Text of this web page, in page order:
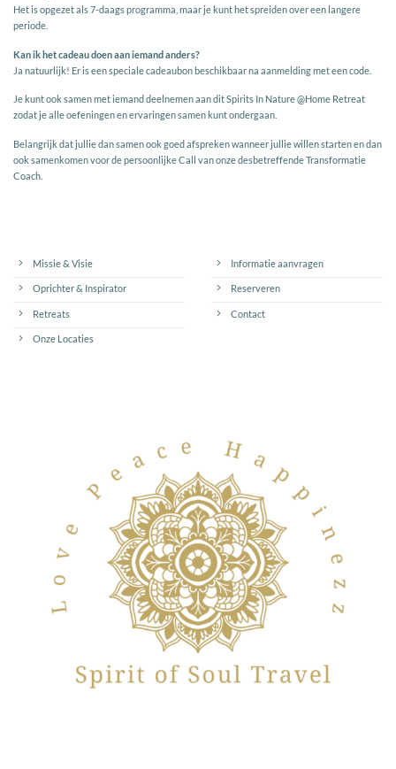
Het is opgezet als 7-daags programma, maar je kunt het spreiden over een langere
periode.
Kan ik het cadeau doen aan iemand anders?
Ja natuurlijk! Er is een speciale cadeaubon beschikbaar na aanmelding met een code.
Je kunt ook samen met iemand deelnemen aan dit Spirits In Nature @Home Retreat
zodat je alle oefeningen en ervaringen samen kunt ondergaan.
Belangrijk dat jullie dan samen ook goed afspreken wanneer jullie willen starten en dan
ook samenkomen voor de persoonlijke Call van onze desbetreffende Transformatie
Coach.
Missie & Visie
Oprichter & Inspirator
Retreats
Onze Locaties
Informatie aanvragen
Reserveren
Contact